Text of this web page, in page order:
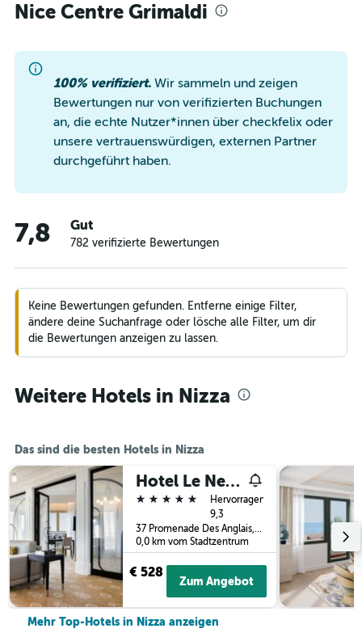
Nice Centre Grimaldi
100% verifiziert. Wir sammeln und zeigen
Bewertungen nur von verifizierten Buchungen
an, die echte Nutzer*innen über checkfelix oder
unsere vertrauenswürdigen, externen Partner
durchgeführt haben.
7,8 Gut
782 verifizierte Bewertungen
Keine Bewertungen gefunden. Entferne einige Filter,
ändere deine Suchanfrage oder lösche alle Filter, um dir
die Bewertungen anzeigen zu lassen.
Weitere Hotels in Nizza
Das sind die besten Hotels in Nizza
Hotel Le Negresco
5 Sterne
Hervorragend
9,3
37 Promenade Des Anglais, Nizza, Frankreich
0,0 km vom Stadtzentrum
€ 528
Zum Angebot
Mehr Top-Hotels in Nizza anzeigen